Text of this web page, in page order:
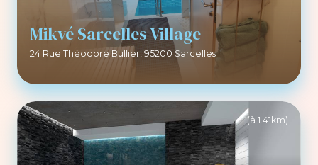
Mikvé Sarcelles Village
24 Rue Théodore Bullier, 95200 Sarcelles
(à 1.41km)